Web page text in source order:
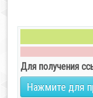
Для получения
Нажмите для